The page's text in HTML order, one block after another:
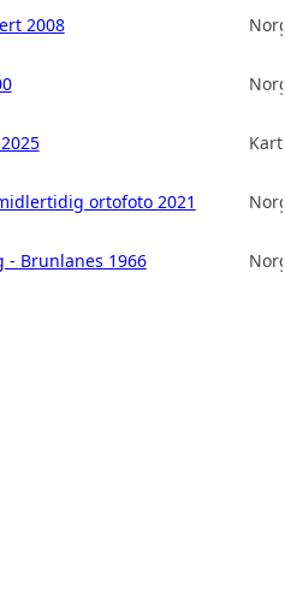
2008
ortofoto 2021
- Brunlanes 1966